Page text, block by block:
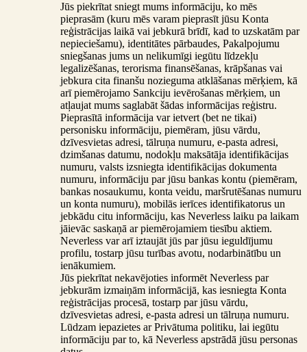
Jūs piekrītat sniegt mums informāciju, ko mēs
pieprasām (kuru mēs varam pieprasīt jūsu Konta
reģistrācijas laikā vai jebkurā brīdī, kad to uzskatām par
nepieciešamu), identitātes pārbaudes, Pakalpojumu
sniegšanas jums un nelikumīgi iegūtu līdzekļu
legalizēšanas, terorisma finansēšanas, krāpšanas vai
jebkura cita finanšu nozieguma atklāšanas mērķiem, kā
arī piemērojamo Sankciju ievērošanas mērķiem, un
atļaujat mums saglabāt šādas informācijas reģistru.
Pieprasītā informācija var ietvert (bet ne tikai)
personisku informāciju, piemēram, jūsu vārdu,
dzīvesvietas adresi, tālruņa numuru, e-pasta adresi,
dzimšanas datumu, nodokļu maksātāja identifikācijas
numuru, valsts izsniegta identifikācijas dokumenta
numuru, informāciju par jūsu bankas kontu (piemēram,
bankas nosaukumu, konta veidu, maršrutēšanas numuru
un konta numuru), mobilās ierīces identifikatorus un
jebkādu citu informāciju, kas Neverless laiku pa laikam
jāievāc saskaņā ar piemērojamiem tiesību aktiem.
Neverless var arī iztaujāt jūs par jūsu ieguldījumu
profilu, tostarp jūsu turības avotu, nodarbinātību un
ienākumiem.
Jūs piekrītat nekavējoties informēt Neverless par
jebkurām izmaiņām informācijā, kas iesniegta Konta
reģistrācijas procesā, tostarp par jūsu vārdu,
dzīvesvietas adresi, e-pasta adresi un tālruņa numuru.
Lūdzam iepazietes ar Privātuma politiku, lai iegūtu
informāciju par to, kā Neverless apstrādā jūsu personas